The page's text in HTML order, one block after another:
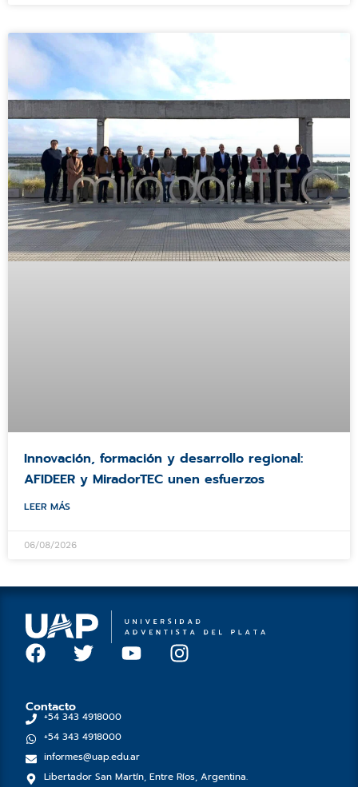
Innovación, formación y desarrollo regional:
AFIDEER y MiradorTEC unen esfuerzos
LEER MÁS
06/08/2026
F
a
e
b
o
o
T
w
t
t
e
r
Y
b
e
I
n
r
Contacto
+54 343 4918000
+54 343 4918000
informes@uap.edu.ar
Libertador San Martín, Entre Ríos, Argentina.